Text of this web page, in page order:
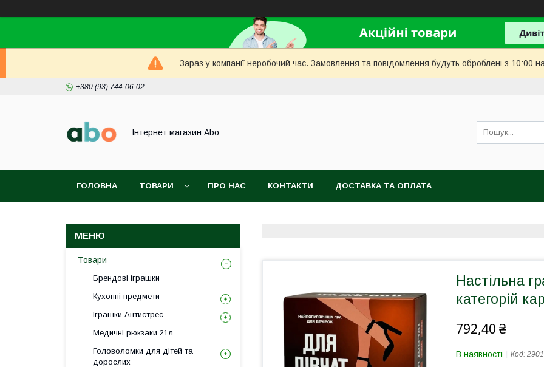
Зараз у компанії неробочий час. Замовлення та повідомлення будуть оброблені з 10:00
+380 (93) 744-06-02
Інтернет магазин Abo
ГОЛОВНА ТОВАРИ ПРО НАС КОНТАКТИ ДОСТАВКА ТА ОПЛАТА
Настільна
категорій
792,40 ₴
В наявності Код:
Товари
Брендові іграшки
Кухонні предмети
Іграшки Антистрес
Медичні рюкзаки 21л
Головоломки для дітей та
дорослих